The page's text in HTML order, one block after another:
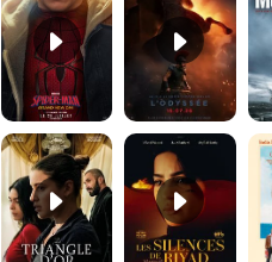
Les Silences de Riyad Bande-annonce VO STFR